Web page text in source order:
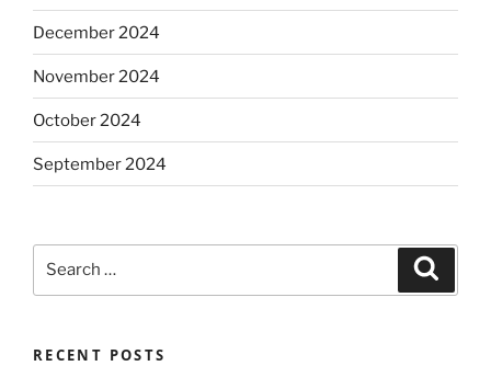
December 2024
November 2024
October 2024
September 2024
RECENT POSTS